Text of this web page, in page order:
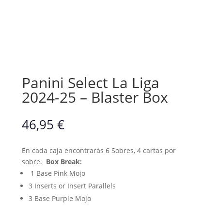
Panini Select La Liga
2024-25 – Blaster Box
46,95 €
En cada caja encontrarás 6 Sobres, 4 cartas por
sobre. Box Break:
1 Base Pink Mojo
3 Inserts or Insert Parallels
3 Base Purple Mojo